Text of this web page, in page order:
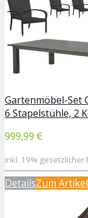
Gartenmöbel-Set
6 Stapelstühle, 2
999,99 €
inkl. 19% gesetzlicher
DetailsZum